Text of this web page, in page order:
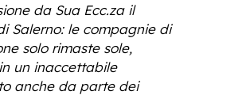
da Sua Ecc.za il
Salerno: le compagnie di
solo rimaste sole,
un inaccettabile
anche da parte dei